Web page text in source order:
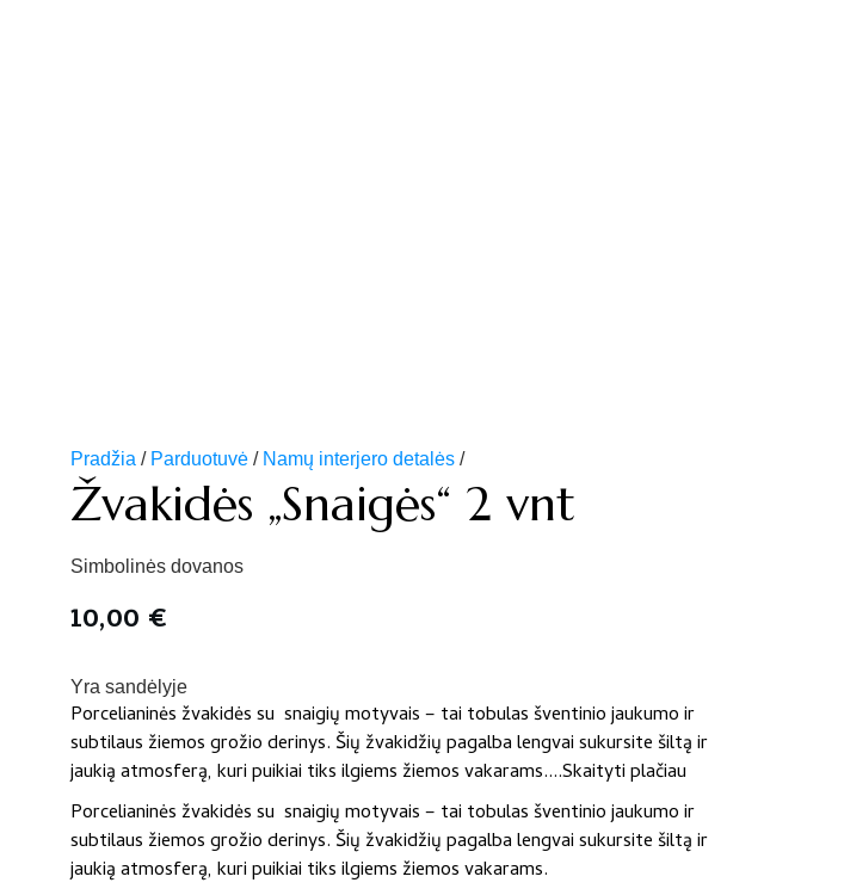
Pradžia / Parduotuvė/ Namų interjero detalės/
Žvakidės „Snaigės“ 2 vnt
Simbolinės dovanos
10,00 €
Yra sandėlyje
Porcelianinės žvakidės su snaigių motyvais – tai tobulas šventinio jaukumo ir
subtilaus žiemos grožio derinys. Šių žvakidžių pagalba lengvai sukursite šiltą ir
jaukią atmosferą, kuri puikiai tiks ilgiems žiemos vakarams....Skaityti plačiau
Porcelianinės žvakidės su snaigių motyvais – tai tobulas šventinio jaukumo ir
subtilaus žiemos grožio derinys. Šių žvakidžių pagalba lengvai sukursite šiltą ir
jaukią atmosferą, kuri puikiai tiks ilgiems žiemos vakarams.